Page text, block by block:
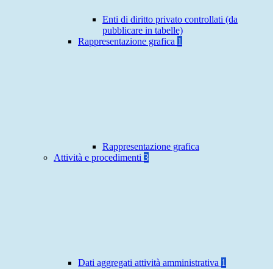
Enti di diritto privato controllati (da
pubblicare in tabelle)
Rappresentazione grafica 1
Rappresentazione grafica
Attività e procedimenti 3
Dati aggregati attività amministrativa 1